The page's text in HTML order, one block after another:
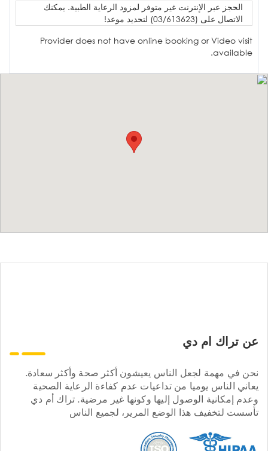
الحجز عبر الإنترنت غير متوفر لمزود الرعاية الطبية. يمكنك
الاتصال على (03/613623) لتحديد موعد!
Provider does not have online booking or Video visit
available.
عن تراك ام دي
نحن في مهمة لجعل الناس يعيشون أكثر صحة وأكثر سعادة.
يعاني الناس يوميا من تداعيات عدم كفاءة الرعاية الصحية
وعدم إمكانية الوصول إليها وكونها غير مرضية. تراك أم دي
تأسست لتخفيف هذا الوضع المرير، لجميع الناس